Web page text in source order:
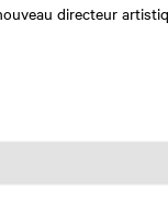
directeur